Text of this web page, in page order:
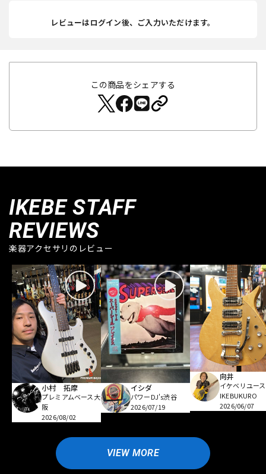
レビューはログイン後、ご入力いただけます。
この商品をシェアする
IKEBE STAFF
REVIEWS
楽器アクセサリのレビュー
小村 拓摩
プレミアムベース大
阪
2026/08/02
イシダ
パワーDJ's渋谷
2026/07/19
向井
イケベリユース
IKEBUKURO
2026/06/07
VIEW MORE